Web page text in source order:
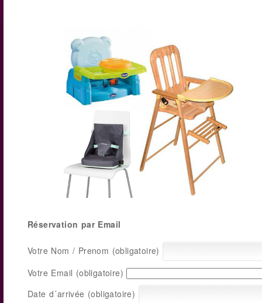
Réservation par Email
Votre Nom / Prenom (obligatoire)
Votre Email (obligatoire)
Date d´arrivée (obligatoire)